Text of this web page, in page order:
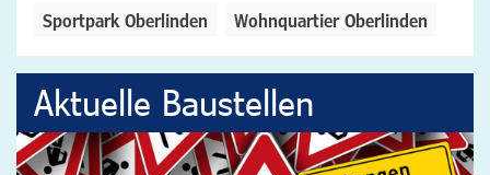
Sportpark Oberlinden Wohnquartier Oberlinden
Aktuelle Baustellen